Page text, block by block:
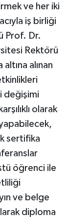
ve her iki
iş birliği
Prof. Dr.
Rektörü
alınan
değişimi
olarak
sertifika
öğrenci ile
ve belge
diploma